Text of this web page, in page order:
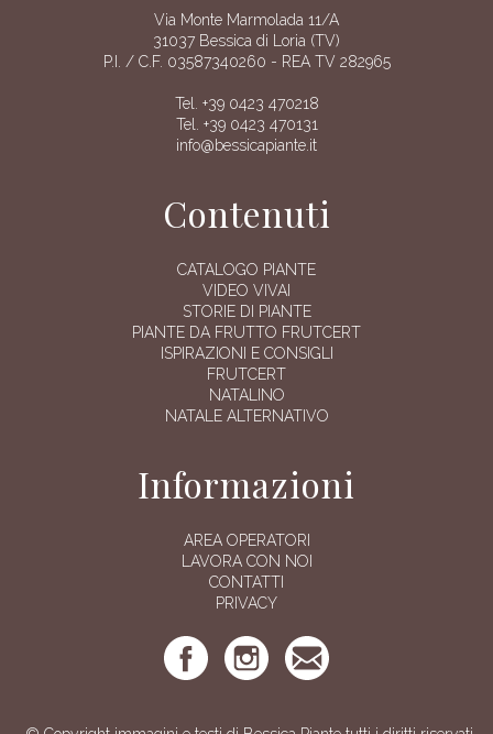
Via Monte Marmolada 11/A
31037 Bessica di Loria (TV)
P.I. / C.F. 03587340260 - REA TV 282965
Tel. +39 0423 470218
Tel. +39 0423 470131
info@bessicapiante.it
Contenuti
CATALOGO PIANTE
VIDEO VIVAI
STORIE DI PIANTE
PIANTE DA FRUTTO FRUTCERT
ISPIRAZIONI E CONSIGLI
FRUTCERT
NATALINO
NATALE ALTERNATIVO
Informazioni
AREA OPERATORI
LAVORA CON NOI
CONTATTI
PRIVACY